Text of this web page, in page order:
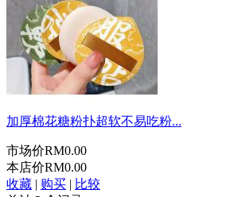
加厚棉花糖粉扑超软不易吃粉...
市场价RM0.00
本店价RM0.00
收藏 | 购买 | 比较